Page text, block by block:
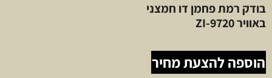
בודק רמת פחמן דו חמצני
באוויר ZI-9720
הוספה להצעת מחיר